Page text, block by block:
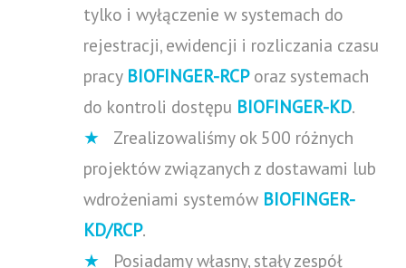
tylko i wyłączenie w systemach do
rejestracji, ewidencji i rozliczania czasu
pracy BIOFINGER-RCPoraz systemach
do kontroli dostępu BIOFINGER-KD.
★ Zrealizowaliśmy ok 500 różnych
projektów związanych z dostawami lub
wdrożeniami systemów BIOFINGER-
KD/RCP.
★ Posiadamy własny, stały zespół